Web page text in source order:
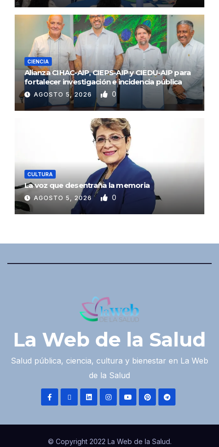
CIENCIA
Alianza CIHAC-AIP, CIEPS-AIP y CIEDU-AIP para
fortalecer investigación e incidencia pública
AGOSTO 5, 2026 0
CULTURA
La voz que desentraña la memoria
AGOSTO 5, 2026 0
La Web de la Salud
Salud pública, ciencia, cultura y bienestar en La Web
de la Salud
© Copyright 2022 La Web de la Salud.